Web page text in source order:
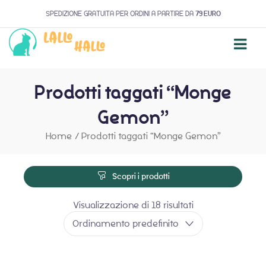
SPEDIZIONE GRATUITA PER ORDINI A PARTIRE DA 79 EURO
Prodotti taggati “Monge
Gemon”
Home / Prodotti taggati “Monge Gemon”
Scopri i prodotti
Visualizzazione di 18 risultati
Ordinamento predefinito